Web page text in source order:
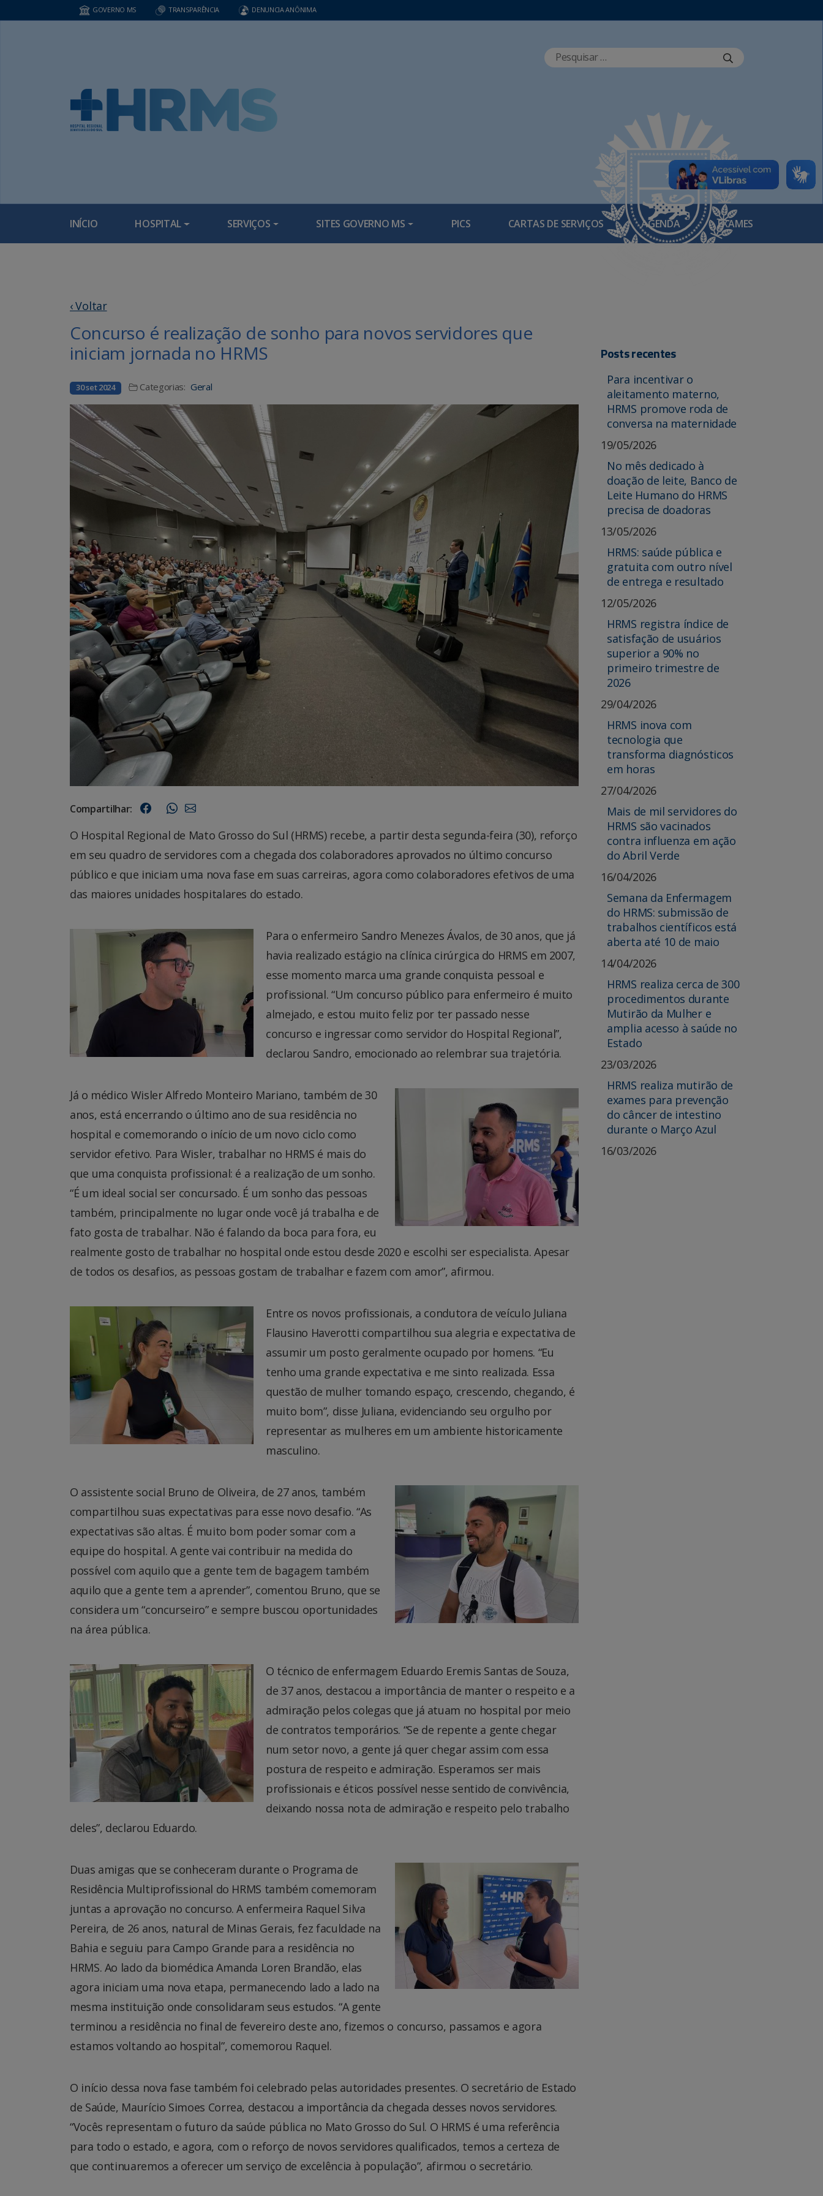
GOVERNO MS TRANSPARÊNCIA DENUNCIA ANÔNIMA
INÍCIO HOSPITAL SERVIÇOS SITES GOVERNO MS PICS CARTAS DE SERVIÇOS AGENDA EXAMES
‹ Voltar
Concurso é realização de sonho para novos servidores que
iniciam jornada no HRMS
30 set 2024 Categorias: Geral
Compartilhar:
O Hospital Regional de Mato Grosso do Sul (HRMS) recebe, a partir desta segunda-feira (30), reforço
em seu quadro de servidores com a chegada dos colaboradores aprovados no último concurso
público e que iniciam uma nova fase em suas carreiras, agora como colaboradores efetivos de uma
das maiores unidades hospitalares do estado.
Para o enfermeiro Sandro Menezes Ávalos, de 30 anos, que já
havia realizado estágio na clínica cirúrgica do HRMS em 2007,
esse momento marca uma grande conquista pessoal e
profissional. “Um concurso público para enfermeiro é muito
almejado, e estou muito feliz por ter passado nesse
concurso e ingressar como servidor do Hospital Regional”,
declarou Sandro, emocionado ao relembrar sua trajetória.
Já o médico Wisler Alfredo Monteiro Mariano, também de 30
anos, está encerrando o último ano de sua residência no
hospital e comemorando o início de um novo ciclo como
servidor efetivo. Para Wisler, trabalhar no HRMS é mais do
que uma conquista profissional: é a realização de um sonho.
“É um ideal social ser concursado. É um sonho das pessoas
também, principalmente no lugar onde você já trabalha e de
fato gosta de trabalhar. Não é falando da boca para fora, eu
realmente gosto de trabalhar no hospital onde estou desde 2020 e escolhi ser especialista. Apesar
de todos os desafios, as pessoas gostam de trabalhar e fazem com amor”, afirmou.
Entre os novos profissionais, a condutora de veículo Juliana
Flausino Haverotti compartilhou sua alegria e expectativa de
assumir um posto geralmente ocupado por homens. “Eu
tenho uma grande expectativa e me sinto realizada. Essa
questão de mulher tomando espaço, crescendo, chegando, é
muito bom”, disse Juliana, evidenciando seu orgulho por
representar as mulheres em um ambiente historicamente
masculino.
O assistente social Bruno de Oliveira, de 27 anos, também
compartilhou suas expectativas para esse novo desafio. “As
expectativas são altas. É muito bom poder somar com a
equipe do hospital. A gente vai contribuir na medida do
possível com aquilo que a gente tem de bagagem também
aquilo que a gente tem a aprender”, comentou Bruno, que se
considera um “concurseiro” e sempre buscou oportunidades
na área pública.
O técnico de enfermagem Eduardo Eremis Santas de Souza,
de 37 anos, destacou a importância de manter o respeito e a
admiração pelos colegas que já atuam no hospital por meio
de contratos temporários. “Se de repente a gente chegar
num setor novo, a gente já quer chegar assim com essa
postura de respeito e admiração. Esperamos ser mais
profissionais e éticos possível nesse sentido de convivência,
deixando nossa nota de admiração e respeito pelo trabalho
deles”, declarou Eduardo.
Duas amigas que se conheceram durante o Programa de
Residência Multiprofissional do HRMS também comemoram
juntas a aprovação no concurso. A enfermeira Raquel Silva
Pereira, de 26 anos, natural de Minas Gerais, fez faculdade na
Bahia e seguiu para Campo Grande para a residência no
HRMS. Ao lado da biomédica Amanda Loren Brandão, elas
agora iniciam uma nova etapa, permanecendo lado a lado na
mesma instituição onde consolidaram seus estudos. “A gente
terminou a residência no final de fevereiro deste ano, fizemos o concurso, passamos e agora
estamos voltando ao hospital”, comemorou Raquel.
O início dessa nova fase também foi celebrado pelas autoridades presentes. O secretário de Estado
de Saúde, Maurício Simoes Correa, destacou a importância da chegada desses novos servidores.
“Vocês representam o futuro da saúde pública no Mato Grosso do Sul. O HRMS é uma referência
para todo o estado, e agora, com o reforço de novos servidores qualificados, temos a certeza de
que continuaremos a oferecer um serviço de excelência à população”, afirmou o secretário.
Posts recentes
Para incentivar o
aleitamento materno,
HRMS promove roda de
conversa na maternidade
19/05/2026
No mês dedicado à
doação de leite, Banco de
Leite Humano do HRMS
precisa de doadoras
13/05/2026
HRMS: saúde pública e
gratuita com outro nível
de entrega e resultado
12/05/2026
HRMS registra índice de
satisfação de usuários
superior a 90% no
primeiro trimestre de
2026
29/04/2026
HRMS inova com
tecnologia que
transforma diagnósticos
em horas
27/04/2026
Mais de mil servidores do
HRMS são vacinados
contra influenza em ação
do Abril Verde
16/04/2026
Semana da Enfermagem
do HRMS: submissão de
trabalhos científicos está
aberta até 10 de maio
14/04/2026
HRMS realiza cerca de 300
procedimentos durante
Mutirão da Mulher e
amplia acesso à saúde no
Estado
23/03/2026
HRMS realiza mutirão de
exames para prevenção
do câncer de intestino
durante o Março Azul
16/03/2026